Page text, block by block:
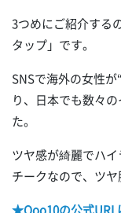
3つめにご紹介する
タップ」です。
SNSで海外の女性
り、日本でも数々
た。
ツヤ感が綺麗でハ
チークなので、ツ